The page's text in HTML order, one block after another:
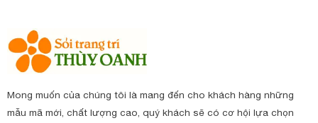
Mong muốn của chúng tôi là mang đến cho khách hàng những
mẫu mã mới, chất lượng cao, quý khách sẽ có cơ hội lựa chọn